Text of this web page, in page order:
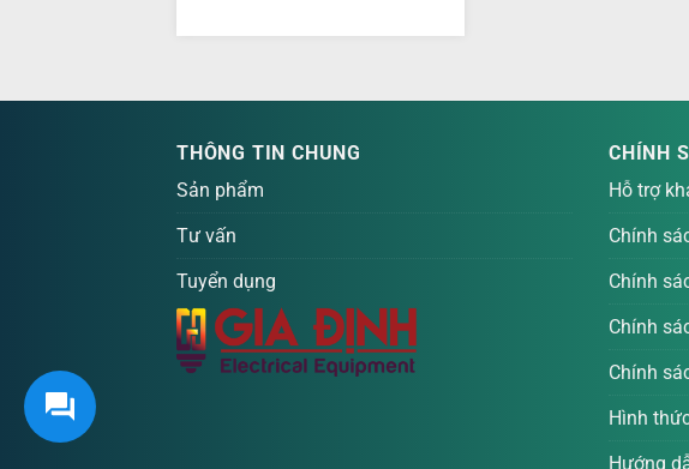
THÔNG TIN CHUNG
Sản phẩm
Tư vấn
Tuyển dụng
CHÍNH
Hỗ trợ
Chính
Chính
Chính
Chính
Hình
Hướng